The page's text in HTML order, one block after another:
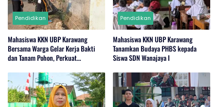
Pendidikan
Mahasiswa KKN UBP Karawang
Bersama Warga Gelar Kerja Bakti
dan Tanam Pohon, Perkuat
Pendidikan
Mahasiswa KKN UBP Karawang
Tanamkan Budaya PHBS kepada
Siswa SDN Wanajaya I